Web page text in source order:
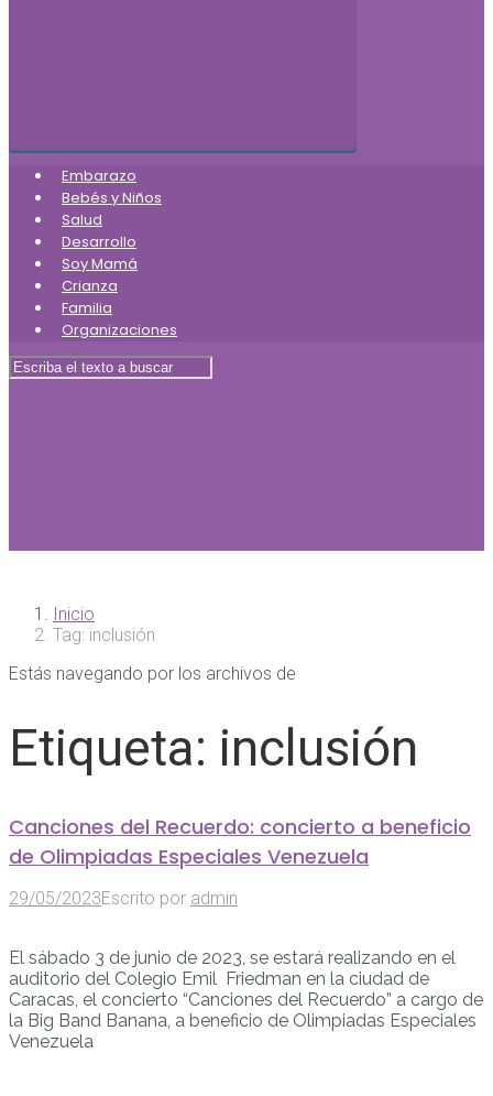
Embarazo
Bebés y Niños
Salud
Desarrollo
Soy Mamá
Crianza
Familia
Organizaciones
Inicio
Tag: inclusión
Estás navegando por los archivos de
Etiqueta: inclusión
Canciones del Recuerdo: concierto a beneficio
de Olimpiadas Especiales Venezuela
29/05/2023Escrito por admin
El sábado 3 de junio de 2023, se estará realizando en el
auditorio del Colegio Emil Friedman en la ciudad de
Caracas, el concierto “Canciones del Recuerdo” a cargo de
la Big Band Banana, a beneficio de Olimpiadas Especiales
Venezuela